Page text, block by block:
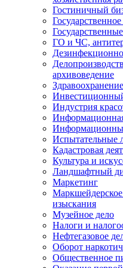
Гостиничный
ГО и ЧС,
архивоведение
Здравоохранение
Индустрия
Испытательные
Кадастровая
Культура и
Ландшафтный
Маркетинг
изыскания
Музейное дело
Налоги и
Нефтегазовое
Оборот
Общественное